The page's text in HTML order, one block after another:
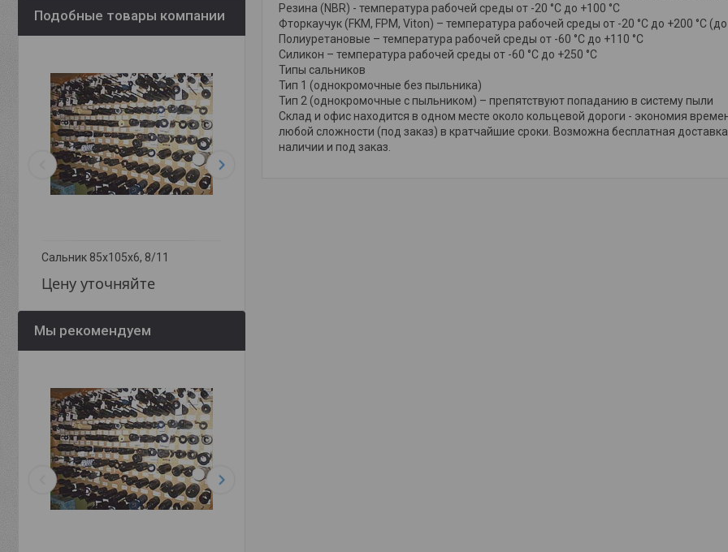
Резина (NBR) - температура рабочей среды от -20 °C до +100 °C
Фторкаучук (FKM, FPM, Viton) – температура рабочей среды от -20 °C до +200 °C
Полиуретановые – температура рабочей среды от -60 °C до +110 °C
Силикон – температура рабочей среды от -60 °C до +250 °C
Типы сальников
Тип 1 (однокромочные без пыльника)
Тип 2 (однокромочные с пыльником) – препятствуют попаданию в систему пыли
Склад и офис находится в одном месте около кольцевой дороги - экономия
любой сложности (под заказ) в кратчайшие сроки. Возможна бесплатная
наличии и под заказ.
Подобные товары компании
Сальник 85х105х6, 8/11
Цену уточняйте
Мы рекомендуем